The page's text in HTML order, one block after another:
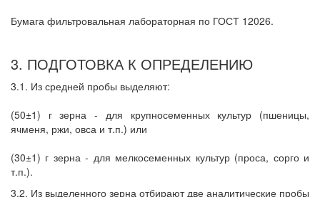
Бумага фильтровальная лабораторная по ГОСТ 12026.
3. ПОДГОТОВКА К ОПРЕДЕЛЕНИЮ
3.1. Из средней пробы выделяют:
(50±1) г зерна - для крупносеменных культур (пшеницы,
ячменя, ржи, овса и т.п.) или
(30±1) г зерна - для мелкосеменных культур (проса, сорго и
т.п.).
3.2. Из выделенного зерна отбирают две аналитические пробы